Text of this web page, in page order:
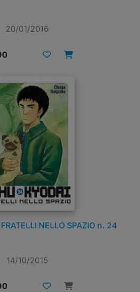
20/01/2016
NELLO SPAZIO n. 24
14/10/2015